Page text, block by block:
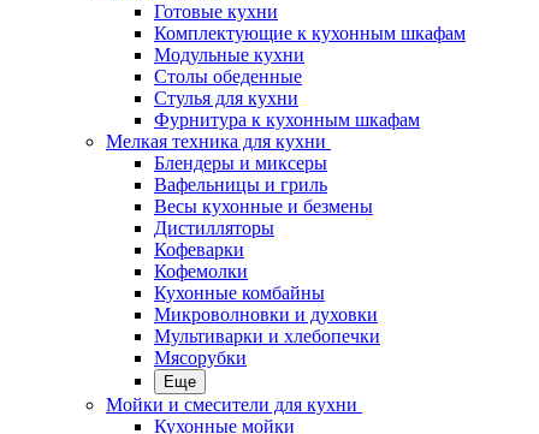
Готовые кухни
Комплектующие к кухонным шкафам
Модульные кухни
Столы обеденные
Стулья для кухни
Фурнитура к кухонным шкафам
Мелкая техника для кухни
Блендеры и миксеры
Вафельницы и гриль
Весы кухонные и безмены
Дистилляторы
Кофеварки
Кофемолки
Кухонные комбайны
Микроволновки и духовки
Мультиварки и хлебопечки
Мясорубки
Еще
Мойки и смесители для кухни
Кухонные мойки